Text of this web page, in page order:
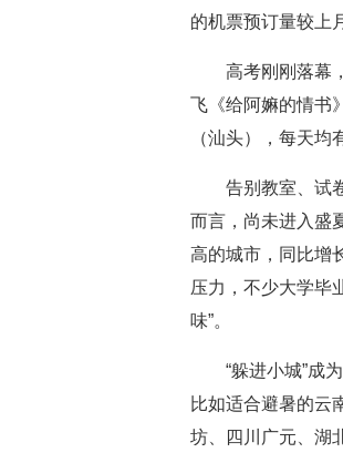
的机票预订量较上
高考刚刚落幕
飞《给阿嫲的情书
（汕头），每天均
告别教室、试
而言，尚未进入盛
高的城市，同比增
压力，不少大学毕
味”。
“躲进小城”成
比如适合避暑的云
坊、四川广元、湖